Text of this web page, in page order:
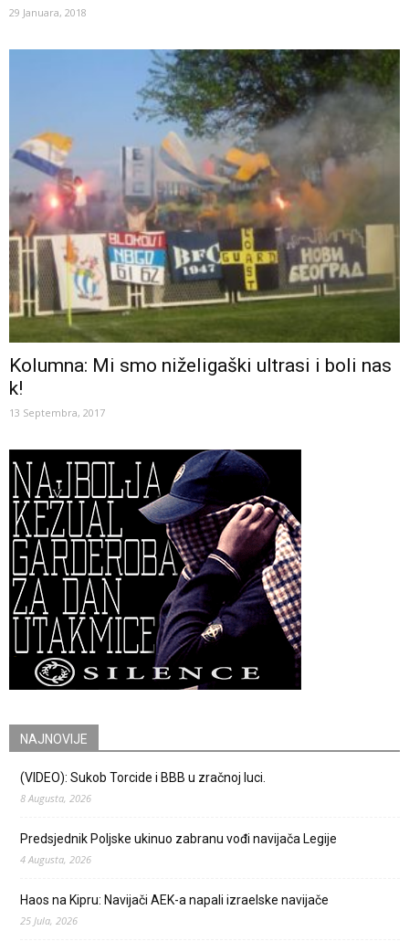
29 Januara, 2018
Kolumna: Mi smo niželigaški ultrasi i boli nas
k!
13 Septembra, 2017
NAJNOVIJE
(VIDEO): Sukob Torcide i BBB u zračnoj luci.
8 Augusta, 2026
Predsjednik Poljske ukinuo zabranu vođi navijača Legije
4 Augusta, 2026
Haos na Kipru: Navijači AEK-a napali izraelske navijače
25 Jula, 2026